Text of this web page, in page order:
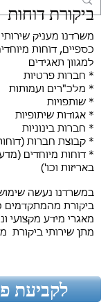
ביקורת דוחות
כספיים, דוחות
למגוון תאגידים
חברות פרטיות *
מלכ"רים ועמותות *
* ​שותפויות
* אגודות שיתופיות
* חברות בינוניות
* קבוצת חברות
* דוחות מיוחדים
באריזות וכו')
במשרדנו נעשה
ביקורת מהמתקדמים
מאגרי מידע מקצועי
מתן שירותי ביקורת
לקביעת